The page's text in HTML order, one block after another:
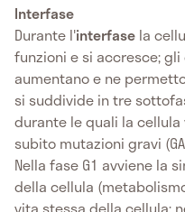
Interfase
Durante l'interfase la
funzioni e si accresce;
aumentano e ne
si suddivide in tre
durante le quali la cellula
subito mutazioni gravi
Nella fase G1 avviene la
della cellula